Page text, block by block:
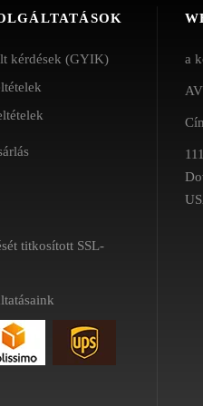
kérdések (GYIK)
titkosított SSL-
a